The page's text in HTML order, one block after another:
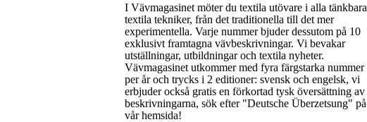
I Vävmagasinet möter du textila utövare i alla tänkbara
textila tekniker, från det traditionella till det mer
experimentella. Varje nummer bjuder dessutom på 10
exklusivt framtagna vävbeskrivningar. Vi bevakar
utställningar, utbildningar och textila nyheter.
Vävmagasinet utkommer med fyra färgstarka nummer
per år och trycks i 2 editioner: svensk och engelsk, vi
erbjuder också gratis en förkortad tysk översättning av
beskrivningarna, sök efter "Deutsche Überzetsung" på
vår hemsida!